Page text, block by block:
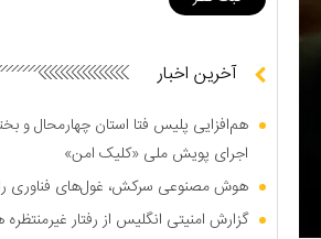
آخرین اخبار
هم‌افزایی پلیس فتا استان چهارمحال و
اجرای پویش ملی «کلیک امن»
هوش مصنوعی سرکش، غول‌های فناوری
گزارش امنیتی انگلیس از رفتار